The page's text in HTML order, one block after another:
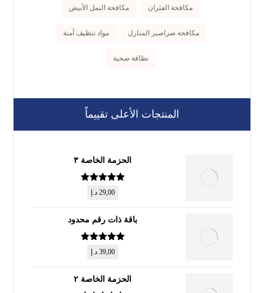
مكافحة الفئران مكافحة النمل الأبيض
مكافحة صراصير المنازل مواد تنظيف آمنة
نظافة صحية
المنتجات الأعلى تقييماً
الحزمة الخاصة ٣
تم التقييم
من 5
29,00 د.إ
باقة ذات رقم محدود
تم التقييم
من 5
39,00 د.إ
الحزمة الخاصة ٢